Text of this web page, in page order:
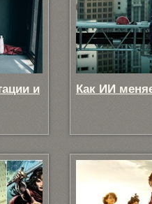
и
Как ИИ